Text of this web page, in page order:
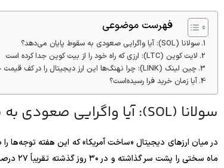
فهرست موضوعی
سولانا (SOL): آیا واگرایی صعودی به سقوط پایان می‌دهد؟
لایت کوین (LTC): ارزی که راه خود را از بیت کوین جدا کرده است
چین لینک (LINK): چرا نهنگ‌ها این ارز دیجیتال را در کف قیمت جمع‌آوری می‌کنند؟
آیا زمان خرید فرا رسیده‌است؟
سولانا (SOL): آیا واگرایی صعودی به سقوط پایان می‌دهد؟
ماه